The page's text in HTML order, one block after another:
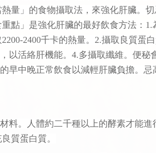
熱量」的食物攝取法，來強化肝臟。
點」是強化肝臟的最好飲食方法：
2400千卡的熱量。2.攝取良質蛋
以活絡肝機能。4.多攝取纖維。便秘
早中晚正常飲食以減輕肝臟負擔。忌
料。人體約二千種以上的酵素才能
質蛋白質。